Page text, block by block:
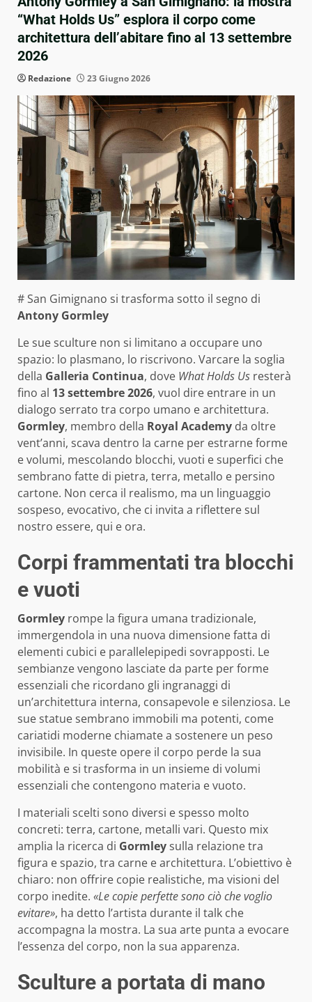
“What Holds Us” esplora il corpo come
architettura dell’abitare fino al 13 settembre
2026
Redazione 23 Giugno 2026
# San Gimignano si trasforma sotto il segno di
Antony Gormley
Le sue sculture non si limitano a occupare uno
spazio: lo plasmano, lo riscrivono. Varcare la soglia
della Galleria Continua, dove What Holds Us resterà
fino al 13 settembre 2026, vuol dire entrare in un
dialogo serrato tra corpo umano e architettura.
Gormley, membro della Royal Academy da oltre
vent’anni, scava dentro la carne per estrarne forme
e volumi, mescolando blocchi, vuoti e superfici che
sembrano fatte di pietra, terra, metallo e persino
cartone. Non cerca il realismo, ma un linguaggio
sospeso, evocativo, che ci invita a riflettere sul
nostro essere, qui e ora.
Corpi frammentati tra blocchi
e vuoti
Gormley rompe la figura umana tradizionale,
immergendola in una nuova dimensione fatta di
elementi cubici e parallelepipedi sovrapposti. Le
sembianze vengono lasciate da parte per forme
essenziali che ricordano gli ingranaggi di
un’architettura interna, consapevole e silenziosa. Le
sue statue sembrano immobili ma potenti, come
cariatidi moderne chiamate a sostenere un peso
invisibile. In queste opere il corpo perde la sua
mobilità e si trasforma in un insieme di volumi
essenziali che contengono materia e vuoto.
I materiali scelti sono diversi e spesso molto
concreti: terra, cartone, metalli vari. Questo mix
amplia la ricerca di Gormleysulla relazione tra
figura e spazio, tra carne e architettura. L’obiettivo è
chiaro: non offrire copie realistiche, ma visioni del
corpo inedite. «Le copie perfette sono ciò che voglio
evitare», ha detto l’artista durante il talk che
accompagna la mostra. La sua arte punta a evocare
l’essenza del corpo, non la sua apparenza.
Sculture a portata di mano